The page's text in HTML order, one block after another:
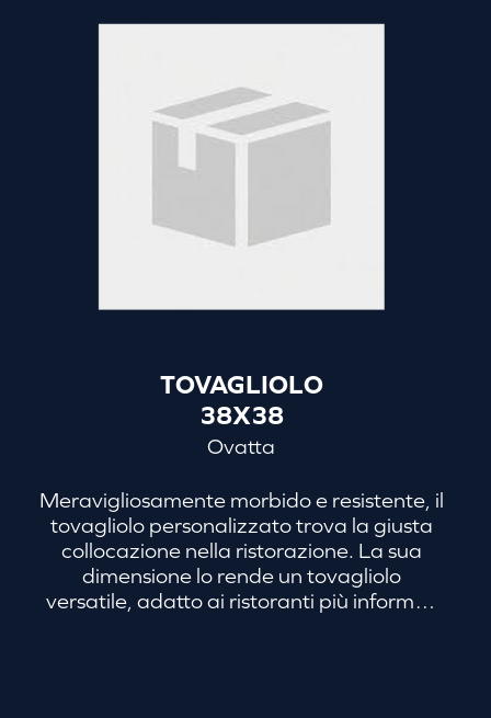
TOVAGLIOLO
38X38
Ovatta
Meravigliosamente morbido e resistente, il
tovagliolo personalizzato trova la giusta
collocazione nella ristorazione. La sua
dimensione lo rende un tovagliolo
versatile, adatto ai ristoranti più informali